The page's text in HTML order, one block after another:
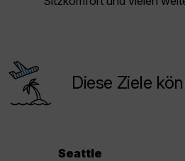
Diese Ziele
Seattle